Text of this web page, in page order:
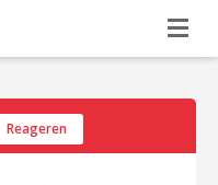
Reageren